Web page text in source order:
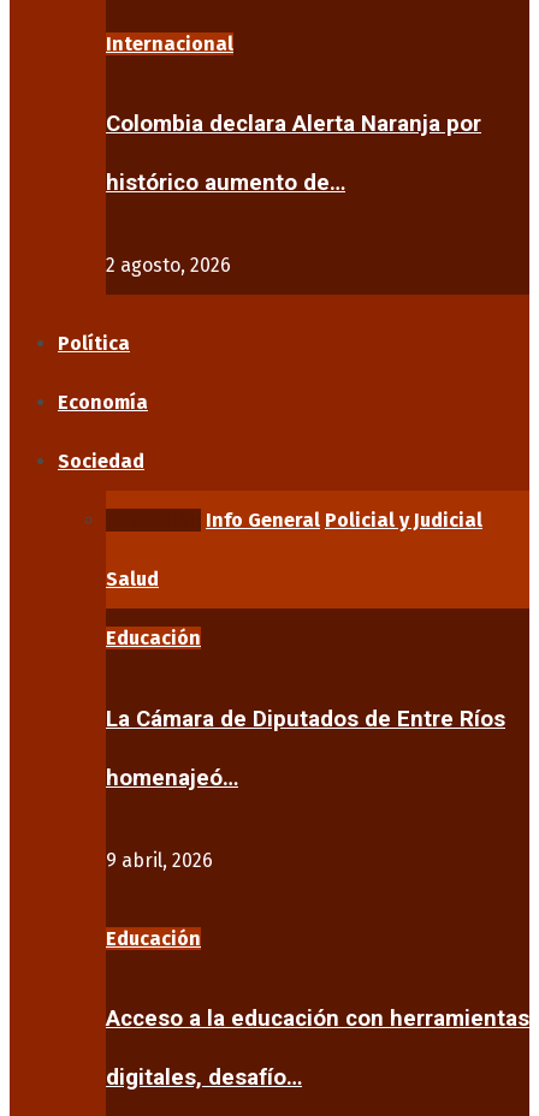
Internacional
Colombia declara Alerta Naranja por
histórico aumento de…
2 agosto, 2026
Política
Economía
Sociedad
Info General Policial y Judicial
Salud
Educación
La Cámara de Diputados de Entre Ríos
homenajeó…
9 abril, 2026
Educación
Acceso a la educación con herramientas
digitales, desafío…